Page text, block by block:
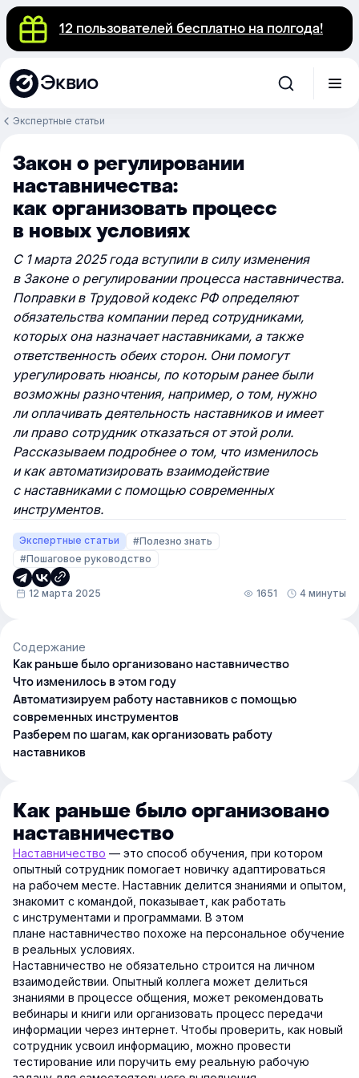
12 пользователей бесплатно на полгода!
Эквио
Экспертные статьи
Закон о регулировании
наставничества:
как организовать процесс
в новых условиях
С 1 марта 2025 года вступили в силу изменения
в Законе о регулировании процесса наставничества.
Поправки в Трудовой кодекс РФ определяют
обязательства компании перед сотрудниками,
которых она назначает наставниками, а также
ответственность обеих сторон. Они помогут
урегулировать нюансы, по которым ранее были
возможны разночтения, например, о том, нужно
ли оплачивать деятельность наставников и имеет
ли право сотрудник отказаться от этой роли.
Рассказываем подробнее о том, что изменилось
и как автоматизировать взаимодействие
с наставниками с помощью современных
инструментов.
Экспертные статьи
#Полезно знать
#Пошаговое руководство
12 марта 2025 1651 4 минуты
Содержание
Как раньше было организовано наставничество
Что изменилось в этом году
Автоматизируем работу наставников с помощью
современных инструментов
Разберем по шагам, как организовать работу
наставников
Как раньше было организовано
наставничество
Наставничество — это способ обучения, при котором
опытный сотрудник помогает новичку адаптироваться
на рабочем месте. Наставник делится знаниями и опытом,
знакомит с командой, показывает, как работать
с инструментами и программами. В этом
плане наставничество похоже на персональное обучение
в реальных условиях.
Наставничество не обязательно строится на личном
взаимодействии. Опытный коллега может делиться
знаниями в процессе общения, может рекомендовать
вебинары и книги или организовать процесс передачи
информации через интернет. Чтобы проверить, как новый
сотрудник усвоил информацию, можно провести
тестирование или поручить ему реальную рабочую